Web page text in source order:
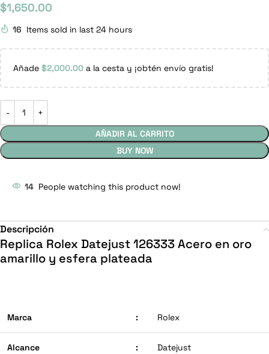
$1,650.00
16 Items sold in last 24 hours
Añade $2,000.00 a la cesta y ¡obtén envío gratis!
AÑADIR AL CARRITO
BUY NOW
14 People watching this product now!
Descripción
Replica Rolex Datejust 126333 Acero en oro
amarillo y esfera plateada
Marca : Rolex
Alcance : Datejust